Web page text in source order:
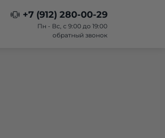
+7 (912) 280-00-29
Пн - Вс, с 9:00 до 19:00
обратный звонок